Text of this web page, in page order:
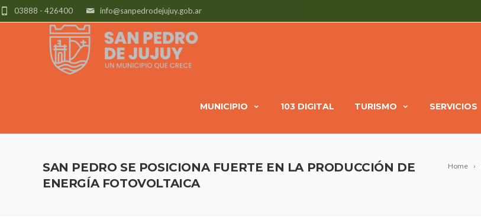
info@sanpedrodejujuy.gob.ar
03888 - 426400
MUNICIPIO 103 DIGITAL TURISMO SERVICIOS
Home
SAN PEDRO SE POSICIONA FUERTE EN LA PRODUCCIÓN DE
ENERGÍA FOTOVOLTAICA